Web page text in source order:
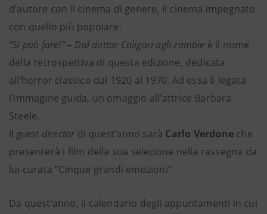
d’autore con il cinema di genere, il cinema impegnato
con quello più popolare.
“Si può fare!” – Dal dottor Caligari agli zombie è il nome
della retrospettiva di questa edizione, dedicata
all’horror classico dal 1920 al 1970. Ad essa è legata
l’immagine guida, un omaggio all’attrice Barbara
Steele.
Il guest directordi quest’anno sarà Carlo Verdone che
presenterà i film della sua selezione nella rassegna da
lui curata “Cinque grandi emozioni”.
Da quest’anno, il calendario degli appuntamenti in cui